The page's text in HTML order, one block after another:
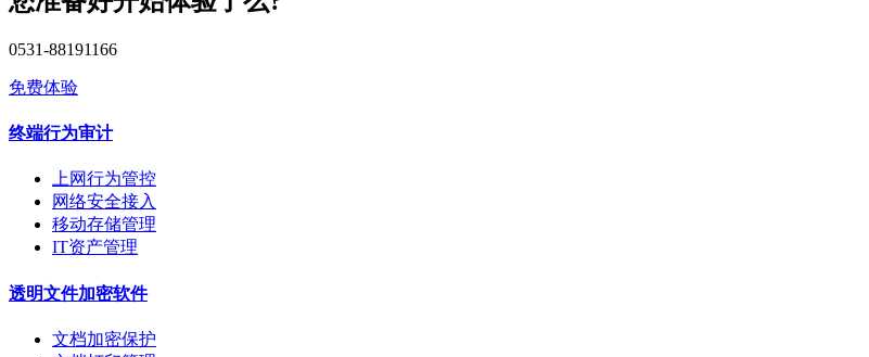
0531-88191166
免费体验
终端行为审计
上网行为管控
网络安全接入
移动存储管理
IT资产管理
透明文件加密软件
文档加密保护